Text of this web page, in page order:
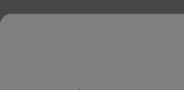
Vente uniquement en caves. Contactez votre
L'ABUS D'ALCOOL EST DANGEREUX POUR LA